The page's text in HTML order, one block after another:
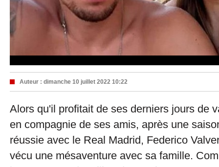
Auteur : dimanche 10 juillet 2022 10:22
Alors qu'il profitait de ses derniers jours de
en compagnie de ses amis, après une
réussie avec le Real Madrid, Federico
vécu une mésaventure avec sa famille.